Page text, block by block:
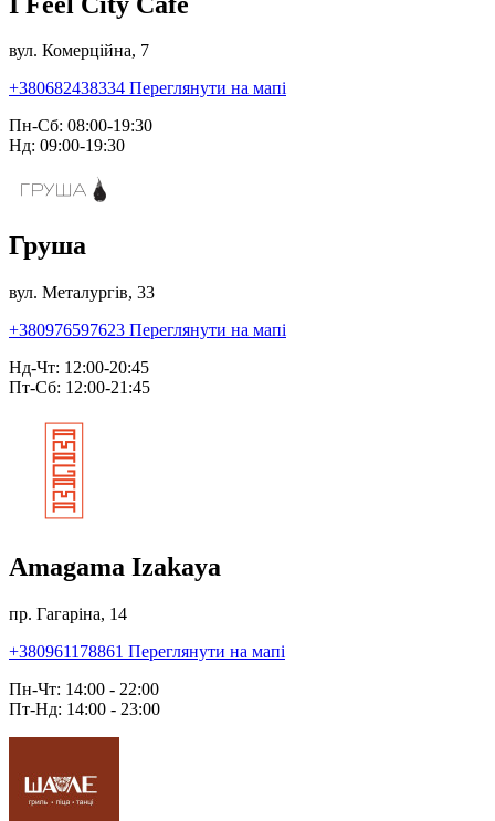
вул. Комерційна, 7
+380682438334 Переглянути на мапі
Пн-Сб: 08:00-19:30
Нд: 09:00-19:30
Груша
вул. Металургів, 33
+380976597623 Переглянути на мапі
Нд-Чт: 12:00-20:45
Пт-Сб: 12:00-21:45
Amagama Izakaya
пр. Гагаріна, 14
+380961178861 Переглянути на мапі
Пн-Чт: 14:00 - 22:00
Пт-Нд: 14:00 - 23:00